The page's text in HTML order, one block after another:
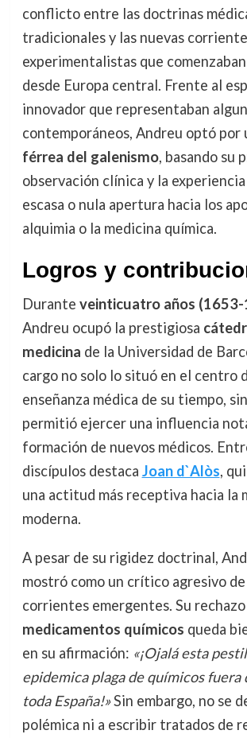
conflicto entre las doctrinas
tradicionales y las nuevas
experimentalistas que
desde Europa central. Frente al
innovador que representaban
contemporáneos, Andreu optó por
férrea del galenismo, basando su
observación clínica y la
escasa o nula apertura hacia los
alquimia o la medicina química.
Logros y
Durante veinticuatro años
Andreu ocupó la prestigiosa
medicina de la Universidad de
cargo no solo lo situó en el centro
enseñanza médica de su tiempo,
permitió ejercer una influencia
formación de nuevos médicos.
discípulos destaca Joan d`Alòs,
una actitud más receptiva hacia la
moderna.
A pesar de su rigidez doctrinal,
mostró como un crítico agresivo de
corrientes emergentes. Su rechazo
medicamentos químicos queda
en su afirmación: «¡Ojalá esta
epidemica plaga de químicos fuera
toda España!»Sin embargo, no se
polémica ni a escribir tratados de